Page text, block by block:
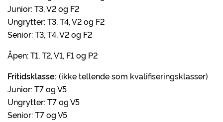
Junior: T3, V2 og F2
Ungrytter: T3, T4, V2 og F2
Senior: T3, T4, V2 og F2
Åpen: T1, T2, V1, F1 og P2
Fritidsklasse: (ikke tellende som kvalifiseringsklasser)
Junior: T7 og V5
Ungrytter: T7 og V5
Senior: T7 og V5